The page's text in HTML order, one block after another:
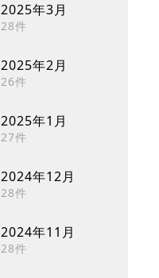
2025年3月
28件
2025年2月
26件
2025年1月
27件
2024年12月
28件
2024年11月
28件